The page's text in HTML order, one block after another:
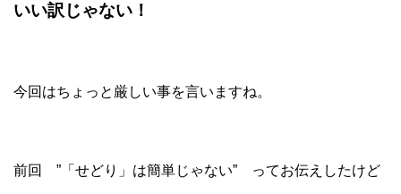
いい訳じゃない！
今回はちょっと厳しい事を言いますね。
前回 ”「せどり」は簡単じゃない” ってお伝えしたけど